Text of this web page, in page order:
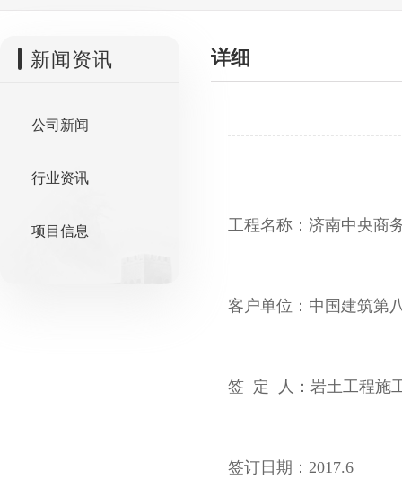
新闻资讯
公司新闻
行业资讯
项目信息
详细
工程名称：济南中央商
客户单位：中国建筑第
签 定 人：岩土工程施
签订日期：2017.6